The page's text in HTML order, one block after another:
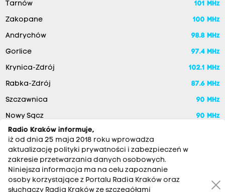
Tarnów 101 MHz
Zakopane 100 MHz
Andrychów 98.8 MHz
Gorlice 97.4 MHz
Krynica-Zdrój 102.1 MHz
Rabka-Zdrój 87.6 MHz
Szczawnica 90 MHz
Nowy Sącz
90 MHz
Radio Kraków informuje,
iż od dnia 25 maja 2018 roku wprowadza
aktualizację polityki prywatności i zabezpieczeń w
zakresie przetwarzania danych osobowych.
Niniejsza informacja ma na celu zapoznanie
osoby korzystające z Portalu Radia Kraków oraz
słuchaczy Radia Kraków ze szczegółami